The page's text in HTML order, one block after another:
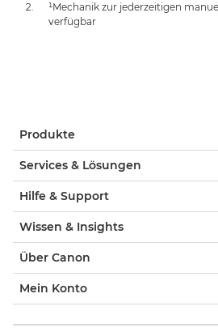
¹Mechanik zur jederzeitigen
verfügbar
Produkte
Services & Lösungen
Hilfe & Support
Wissen & Insights
Über Canon
Mein Konto